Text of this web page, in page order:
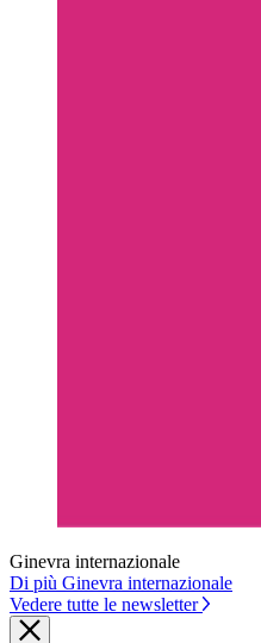
Ginevra internazionale
Di più Ginevra internazionale
Vedere tutte le newsletter